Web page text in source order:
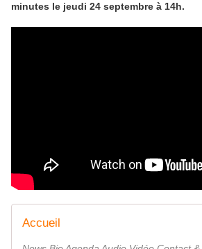
minutes le jeudi 24 septembre à 14h.
Accueil